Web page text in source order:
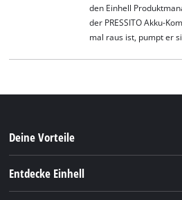
den Einhell
der PRESSITO Akku-
mal raus ist, pumpt er
Deine Vorteile
Entdecke Einhell